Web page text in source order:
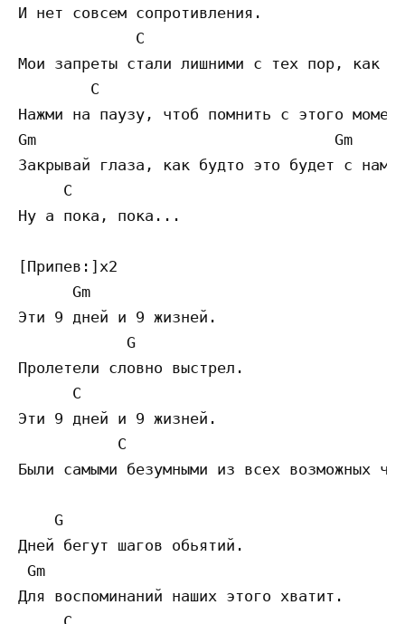
И нет совсем сопротивления.
             C
Мои запреты стали лишними с тех пор, как я
        C
Нажми на паузу, чтоб помнить с этого
Gm                                 Gm
Закрывай глаза, как будто это будет с нами
     C
Ну а пока, пока...
[Припев:]х2
      Gm
Эти 9 дней и 9 жизней.
            G
Пролетели словно выстрел.
      C
Эти 9 дней и 9 жизней.
           C
Были самыми безумными из всех возможных
    G
Дней бегут шагов обьятий.
Gm
Для воспоминаний наших этого хватит.